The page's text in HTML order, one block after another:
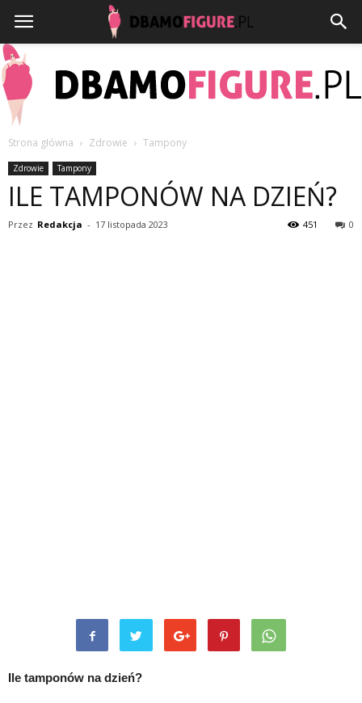
Strona główna Zdrowie Tampony
Zdrowie Tampony
ILE TAMPONÓW NA DZIEŃ?
Przez Redakcja - 17 listopada 2023 0
451
Ile tamponów na dzień?